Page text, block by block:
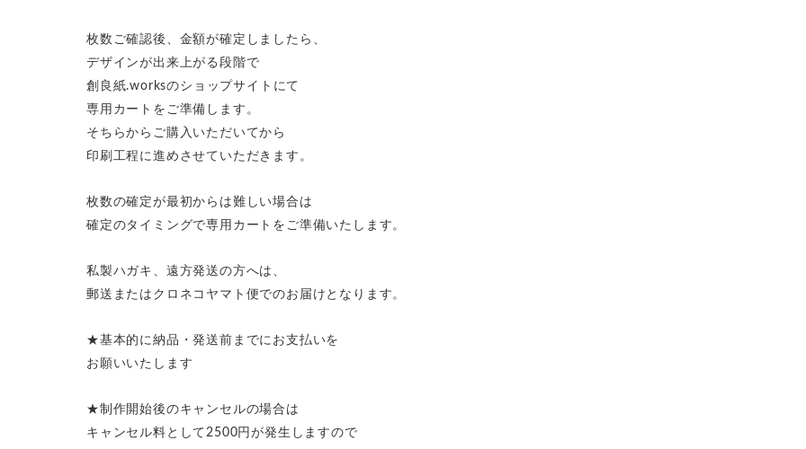
枚数ご確認後、金額が確定しましたら、
デザインが出来上がる段階で
創良紙.worksのショップサイトにて
専用カートをご準備します。
そちらからご購入いただいてから
印刷工程に進めさせていただきます。
枚数の確定が最初からは難しい場合は
確定のタイミングで専用カートをご準備いたします。
私製ハガキ、遠方発送の方へは、
郵送またはクロネコヤマト便でのお届けとなります。
★基本的に納品・発送前までにお支払いを
お願いいたします
★制作開始後のキャンセルの場合は
キャンセル料として2500円が発生しますので